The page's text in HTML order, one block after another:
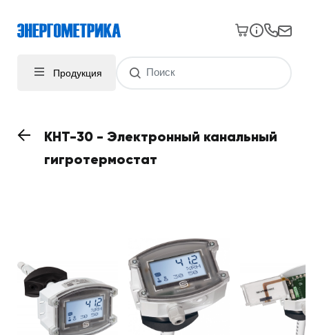
Продукция
KHT-30 - Электронный канальный
гигротермостат